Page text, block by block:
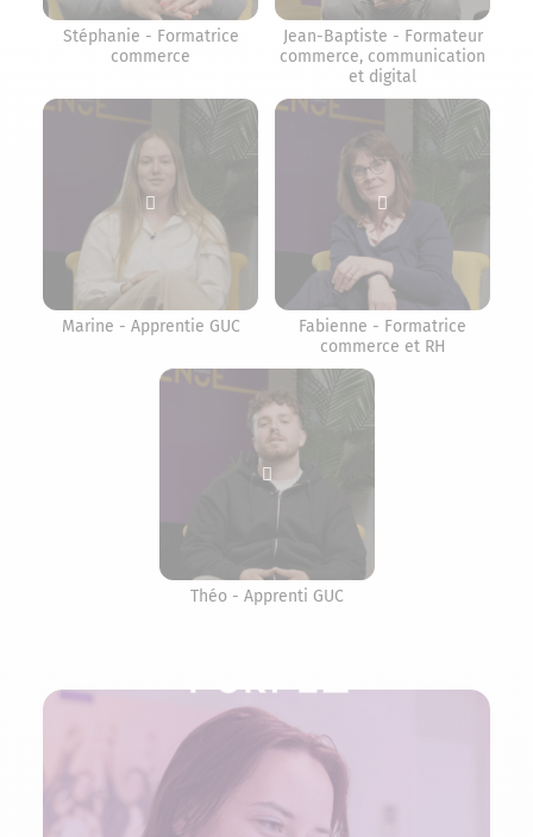
Lire la vidéo (Stéphanie - Formatrice
Stéphanie - Formatrice
commerce
Lire la vidéo
Jean-Baptiste - Formateur
commerce, communication
et digital
Lire la vidéo (Marine - Apprentie GUC)
Marine - Apprentie GUC Lire la vidéo
Fabienne - Formatrice
commerce et RH
Lire la vidéo (Théo - Apprenti
Théo - Apprenti GUC